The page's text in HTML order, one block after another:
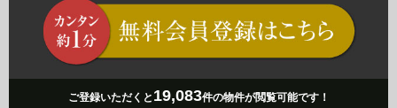
ご登録いただくと 19,083件の物件が閲覧可能です！